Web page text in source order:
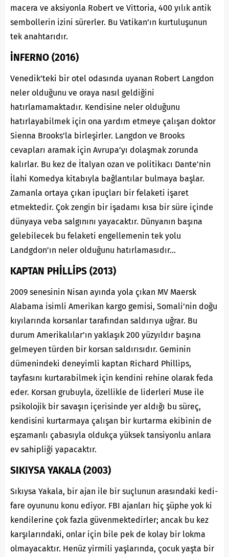
macera ve aksiyonla Robert ve Vittoria, 400 yılık antik
sembollerin izini sürerler. Bu Vatikan’ın kurtuluşunun
tek anahtarıdır.
İNFERNO (2016)
Venedik’teki bir otel odasında uyanan Robert Langdon
neler olduğunu ve oraya nasıl geldiğini
hatırlamamaktadır. Kendisine neler olduğunu
hatırlayabilmek için ona yardım etmeye çalışan doktor
Sienna Brooks’la birleşirler. Langdon ve Brooks
cevapları aramak için Avrupa’yı dolaşmak zorunda
kalırlar. Bu kez de İtalyan ozan ve politikacı Dante’nin
İlahi Komedya kitabıyla bağlantılar bulmaya başlar.
Zamanla ortaya çıkan ipuçları bir felaketi işaret
etmektedir. Çok zengin bir işadamı kısa bir süre içinde
dünyaya veba salgınını yayacaktır. Dünyanın başına
gelebilecek bu felaketi engellemenin tek yolu
Landgdon’ın neler olduğunu hatırlamasıdır…
KAPTAN PHİLLİPS (2013)
2009 senesinin Nisan ayında yola çıkan MV Maersk
Alabama isimli Amerikan kargo gemisi, Somali’nin doğu
kıyılarında korsanlar tarafından saldırıya uğrar. Bu
durum Amerikalılar’ın yaklaşık 200 yüzyıldır başına
gelmeyen türden bir korsan saldırısıdır. Geminin
dümenindeki deneyimli kaptan Richard Phillips,
tayfasını kurtarabilmek için kendini rehine olarak feda
eder. Korsan grubuyla, özellikle de liderleri Muse ile
psikolojik bir savaşın içerisinde yer aldığı bu süreç,
kendisini kurtarmaya çalışan bir kurtarma ekibinin de
eşzamanlı çabasıyla oldukça yüksek tansiyonlu anlara
ev sahipliği yapacaktır.
SIKIYSA YAKALA (2003)
Sıkıysa Yakala, bir ajan ile bir suçlunun arasındaki kedi-
fare oyununu konu ediyor. FBI ajanları hiç şüphe yok ki
kendilerine çok fazla güvenmektedirler; ancak bu kez
karşılarındaki, onlar için bile pek de kolay bir lokma
olmayacaktır. Henüz yirmili yaşlarında, çocuk yaşta bir